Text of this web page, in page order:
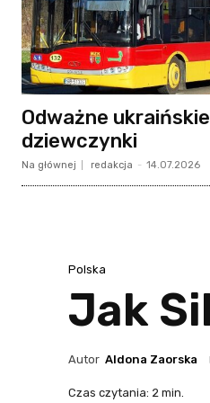
Odważne ukraińskie
dziewczynki
Na głównej redakcja - 14.07.2026